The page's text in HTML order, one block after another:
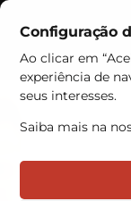
Configuração
Ao clicar em
experiência de
seus interesses.
Saiba mais na